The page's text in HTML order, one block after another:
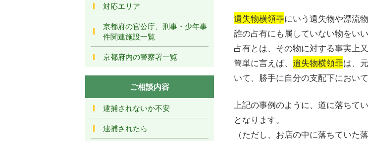
遺失物横領罪にいう遺失物や漂流
誰の占有にも属していない物をいい
占有とは、その物に対する事実上
簡単に言えば、 遺失物横領罪は、
いて、勝手に自分の支配下におい
上記の事例のように、道に落ちて
となります。
（ただし、お店の中に落ちていた
対応エリア
京都府の官公庁、刑事・少年事
件関連施設一覧
京都府内の警察署一覧
ご相談内容
逮捕されないか不安
逮捕されたら